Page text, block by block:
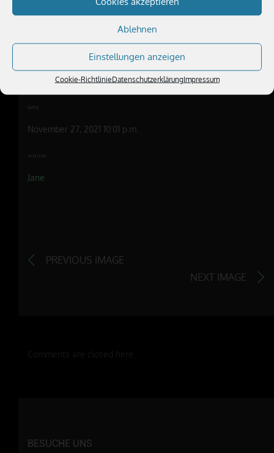
Ablehnen
Einstellungen anzeigen
Cookie-RichtlinieDatenschutzerklärungImpressum
DATE
November 27, 2021 10:01 p.m.
AUTHOR
Jane
PREVIOUS IMAGE
NEXT IMAGE
BESUCHE UNS